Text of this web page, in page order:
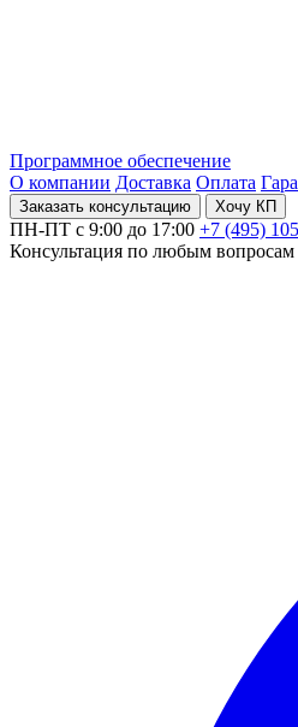
Программное обеспечение
О компании Доставка Оплата
Заказать консультацию Хочу КП
ПН-ПТ с 9:00 до 17:00 +7 (495)
Консультация по любым вопросам